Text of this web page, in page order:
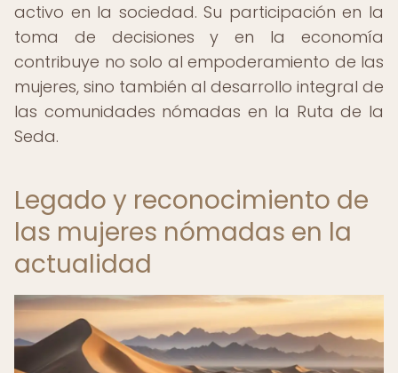
activo en la sociedad. Su participación en la
toma de decisiones y en la economía
contribuye no solo al empoderamiento de las
mujeres, sino también al desarrollo integral de
las comunidades nómadas en la Ruta de la
Seda.
Legado y reconocimiento de
las mujeres nómadas en la
actualidad